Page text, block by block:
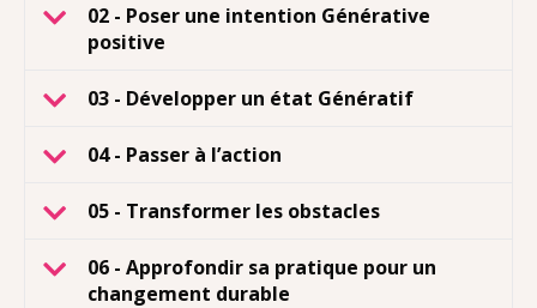
02 - Poser une intention Générative
positive
03 - Développer un état Génératif
04 - Passer à l’action
05 - Transformer les obstacles
06 - Approfondir sa pratique pour un
changement durable